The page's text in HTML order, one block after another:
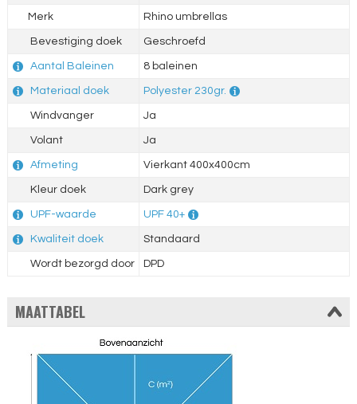
Merk Rhino umbrellas
Bevestiging doek Geschroefd
Aantal Baleinen 8 baleinen
Materiaal doek Polyester 230gr.
Windvanger Ja
Volant Ja
Afmeting Vierkant 400x400cm
Kleur doek Dark grey
UPF-waarde UPF 40+
Kwaliteit doek Standaard
Wordt bezorgd door DPD
MAATTABEL